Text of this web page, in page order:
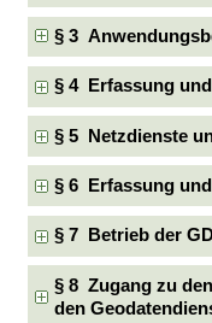
§ 3
§ 4 Erfassung
§ 5 Netzdienste
§ 6 Erfassung
§ 7 Betrieb der
§ 8 Zugang zu
den